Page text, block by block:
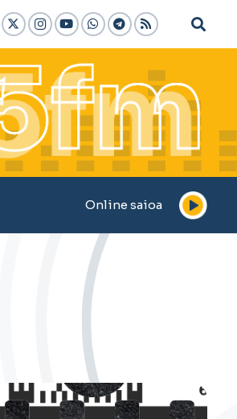
Online saioa